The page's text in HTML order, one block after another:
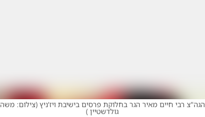
הגה"צ רבי חיים מאיר הגר בחלוקת פרסים בישיבת ויז'ניץ (צילום: משה
גולדשטיין )